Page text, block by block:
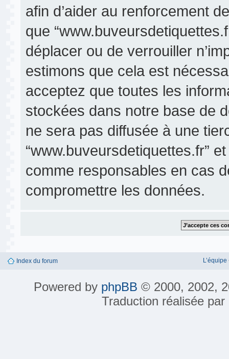
afin d’aider au renforcement
que
déplacer ou de verrouiller
estimons que cela est
acceptez que toutes les
stockées dans notre base de
ne sera pas diffusée à une
“www.buveursdetiquettes.fr”
comme responsables en cas
compromettre les données.
Index du forum L’équipe
Powered by phpBB © 2000, 2002,
Traduction réalisée par